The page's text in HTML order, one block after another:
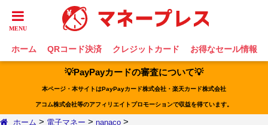
ホーム QRコード決済 クレジットカード お得なセール情報
💡PayPayカードの審査について💡
本ページ・本サイトはPayPayカード株式会社・楽天カード株式会社
アコム株式会社等のアフィリエイトプロモーションで収益を得ています。
ホーム > 電子マネー > nanaco >